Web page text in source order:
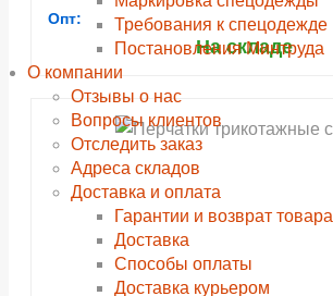
Требования к спецодежде
Постановления Минтруда
О компании
Отзывы о нас
Вопросы клиентов
Отследить заказ
Адреса складов
Доставка и оплата
Гарантии и возврат товара
Доставка
Способы оплаты
Доставка курьером
Опт:
На складе